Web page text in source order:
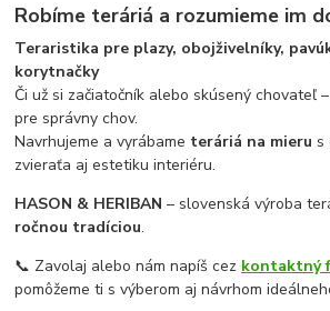
Robíme teráriá a rozumieme im
Teraristika pre plazy, obojživelníky,
korytnačky
Či už si začiatočník alebo skúsený chovateľ
pre správny chov.
Navrhujeme a vyrábame teráriá na mieru s
zvieraťa aj estetiku interiéru.
HASON & HERIBAN – slovenská výroba
ročnou tradíciou.
📞 Zavolaj alebo nám napíš cez kontaktný
pomôžeme ti s výberom aj návrhom